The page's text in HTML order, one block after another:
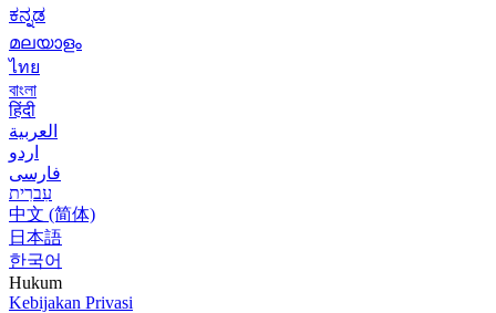
ಕನ್ನಡ
മലയാളം
ไทย
বাংলা
हिंदी
العربية
اردو
فارسی
עִברִית
中文 (简体)
日本語
한국어
Hukum
Kebijakan Privasi